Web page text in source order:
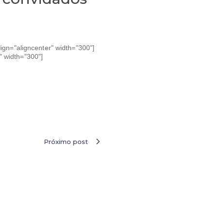
width="300"]
width="300"]
Próximo post